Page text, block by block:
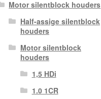
Motor silentblock houders
Half-assige silentblock
houders
Motor silentblock
houders
1,5 HDi
1.0 1CR